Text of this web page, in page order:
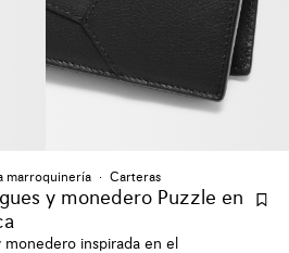
marroquinería Carteras
y monedero Puzzle en
inspirada en el